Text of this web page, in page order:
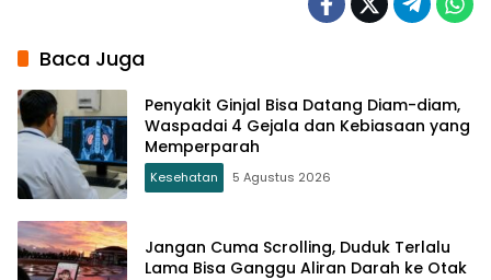
Baca Juga
Penyakit Ginjal Bisa Datang Diam-diam,
Waspadai 4 Gejala dan Kebiasaan yang
Memperparah
Kesehatan 5 Agustus 2026
Jangan Cuma Scrolling, Duduk Terlalu
Lama Bisa Ganggu Aliran Darah ke Otak